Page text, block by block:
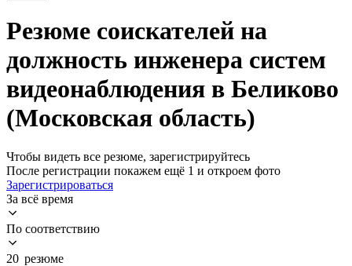
Резюме соискателей на
должность инженера систем
видеонаблюдения в Беликово
(Московская область)
Чтобы видеть все резюме, зарегистрируйтесь
После регистрации покажем ещё 1 и откроем фото
Зарегистрироваться
За всё время
По соответствию
20 резюме